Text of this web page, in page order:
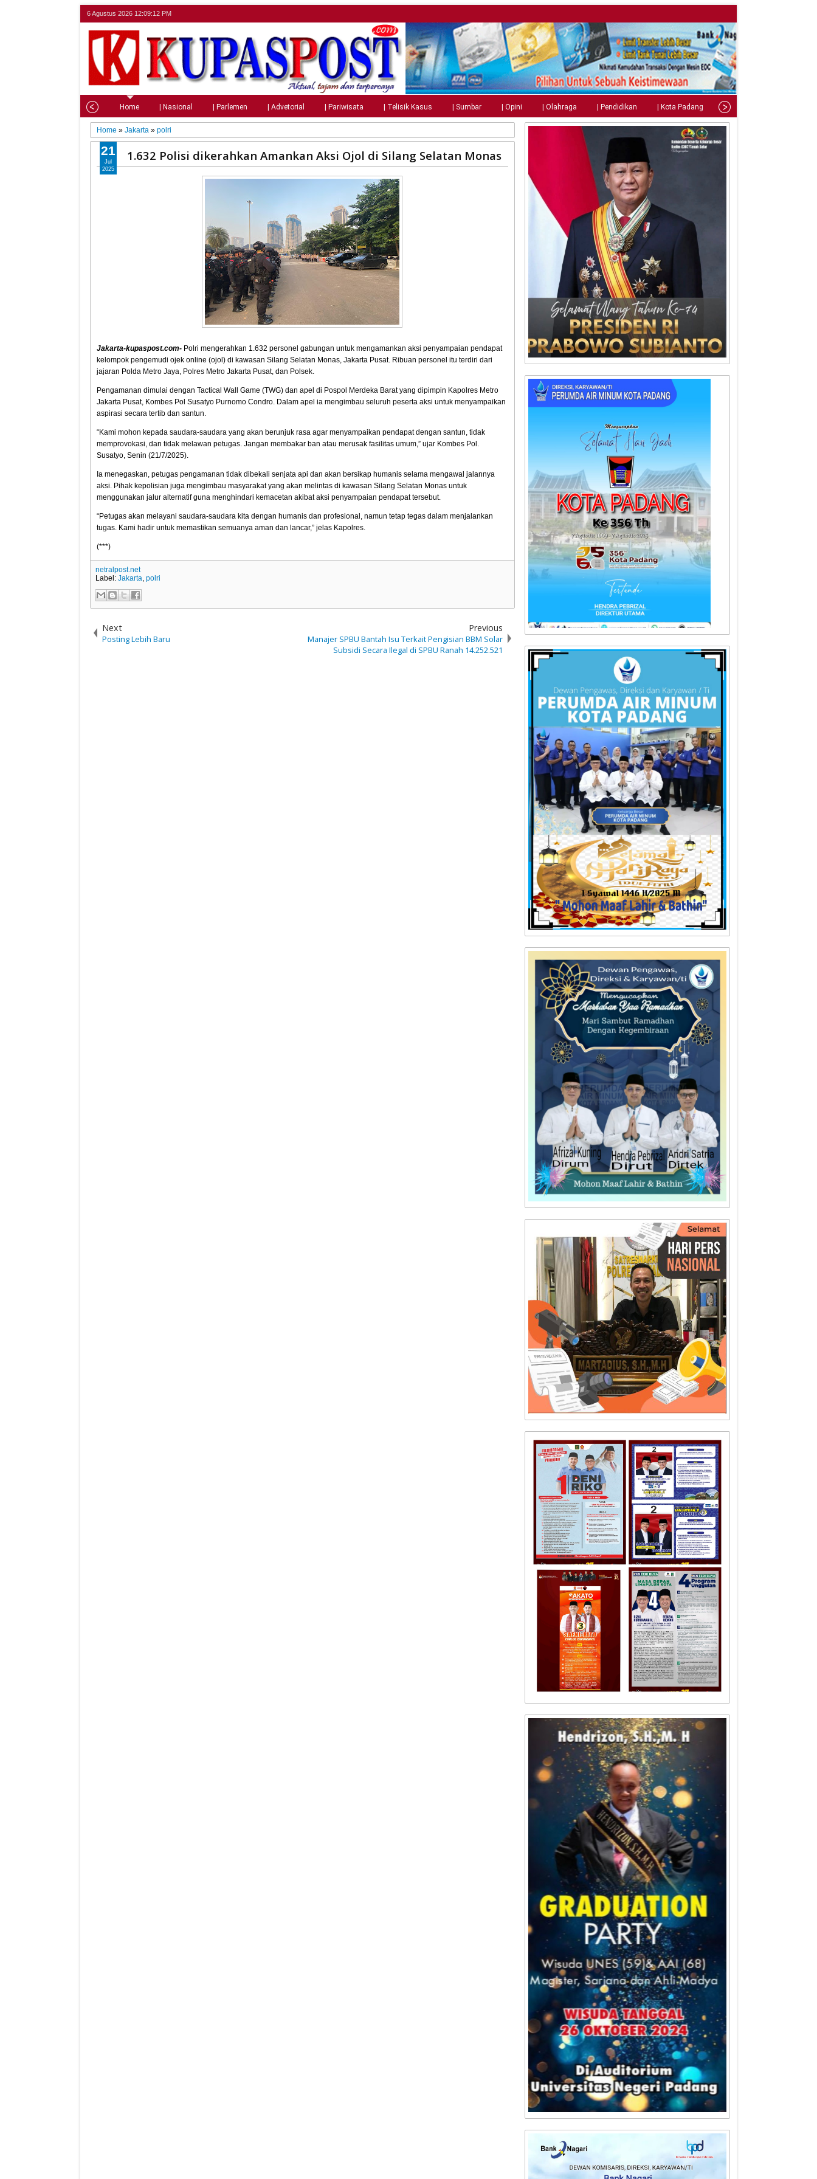
6 Agustus 2026 12:09:13 PM
Home | Nasional | Parlemen | Advetorial | Pariwisata | Telisik Kasus | Sumbar | Opini | Olahraga | Pendidikan | Kota Padang | Tips
Home »Jakarta »polri
1.632 Polisi dikerahkan Amankan Aksi Ojol di Silang Selatan Monas
Jakarta-kupaspost.com- Polri mengerahkan 1.632 personel gabungan untuk mengamankan aksi penyampaian pendapat
kelompok pengemudi ojek online (ojol) di kawasan Silang Selatan Monas, Jakarta Pusat. Ribuan personel itu terdiri dari
jajaran Polda Metro Jaya, Polres Metro Jakarta Pusat, dan Polsek.
Pengamanan dimulai dengan Tactical Wall Game (TWG) dan apel di Pospol Merdeka Barat yang dipimpin Kapolres Metro
Jakarta Pusat, Kombes Pol Susatyo Purnomo Condro. Dalam apel ia mengimbau seluruh peserta aksi untuk menyampaikan
aspirasi secara tertib dan santun.
“Kami mohon kepada saudara-saudara yang akan berunjuk rasa agar menyampaikan pendapat dengan santun, tidak
memprovokasi, dan tidak melawan petugas. Jangan membakar ban atau merusak fasilitas umum,” ujar Kombes Pol.
Susatyo, Senin (21/7/2025).
Ia menegaskan, petugas pengamanan tidak dibekali senjata api dan akan bersikap humanis selama mengawal jalannya
aksi. Pihak kepolisian juga mengimbau masyarakat yang akan melintas di kawasan Silang Selatan Monas untuk
menggunakan jalur alternatif guna menghindari kemacetan akibat aksi penyampaian pendapat tersebut.
“Petugas akan melayani saudara-saudara kita dengan humanis dan profesional, namun tetap tegas dalam menjalankan
tugas. Kami hadir untuk memastikan semuanya aman dan lancar,” jelas Kapolres.
(***)
21
Jul
2025
netralpost.net
Label:Jakarta,polri
Next
Posting Lebih Baru
Previous
Manajer SPBU Bantah Isu Terkait Pengisian BBM Solar
Subsidi Secara Ilegal di SPBU Ranah 14.252.521